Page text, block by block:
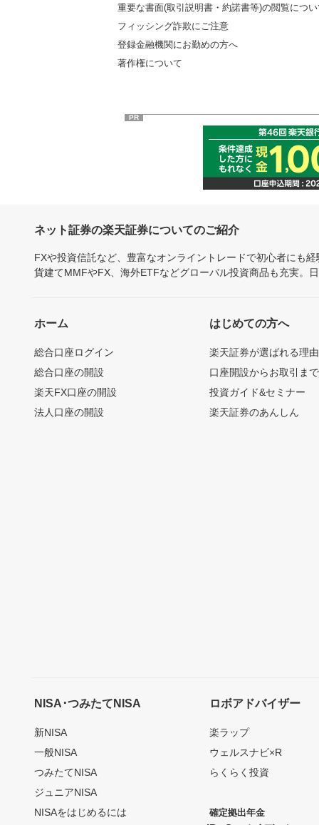
重要な書面(取引説明書・約諾書等)の閲覧につ
フィッシング詐欺にご注意
登録金融機関にお勤めの方へ
著作権について
PR
ネット証券の楽天証券についてのご紹介
FXや投資信託など、豊富なオンライントレードで初心者にも
貨建てMMFやFX、海外ETFなどグローバル投資商品も充実。
ホーム
総合口座ログイン
総合口座の開設
楽天FX口座の開設
法人口座の開設
はじめての方へ
楽天証券が選ばれる理由
口座開設からお取引ま
投資ガイド&セミナー
楽天証券のあんしん
NISA･つみたてNISA
新NISA
一般NISA
つみたてNISA
ジュニアNISA
NISAをはじめるには
ロボアドバイザー
楽ラップ
ウェルスナビ×R
らくらく投資
確定拠出年金